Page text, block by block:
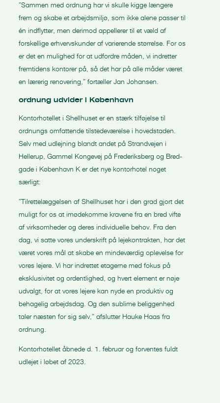
”Sammen med ordnung har vi skulle kigge længere
frem og skabe et arbejdsmiljø, som ikke alene passer til
én indflytter, men derimod appellerer til et væld af
forskellige erhvervskunder af varierende størrelse. For os
er det en mulighed for at udfordre måden, vi indretter
fremtidens kontorer på, så det har på alle måder været
en lærerig renovering,” fortæller Jan Johansen.
ordnung udvider i København
Kontorhotellet i Shellhuset er en stærk tilføjelse til
ordnungs omfattende tilstedeværelse i hovedstaden.
Selv med udlejning blandt andet på Strandvejen i
Hellerup, Gammel Kongevej på Frederiksberg og Bred-
gade i København K er det nye kontorhotel noget
særligt:
”Tilrettelæggelsen af Shellhuset har i den grad gjort det
muligt for os at imødekomme kravene fra en bred vifte
af virksomheder og deres individuelle behov. Fra den
dag, vi satte vores underskrift på lejekontrakten, har det
været vores mål at skabe en mindeværdig oplevelse for
vores lejere. Vi har indrettet etagerne med fokus på
eksklusivitet og ordentlighed, og hvert element er nøje
udvalgt, for at vores lejere kan nyde en produktiv og
behagelig arbejdsdag. Og den sublime beliggenhed
taler næsten for sig selv,” afslutter Hauke Haas fra
ordnung.
Kontorhotellet åbnede d. 1. februar og forventes fuldt
udlejet i løbet af 2023.